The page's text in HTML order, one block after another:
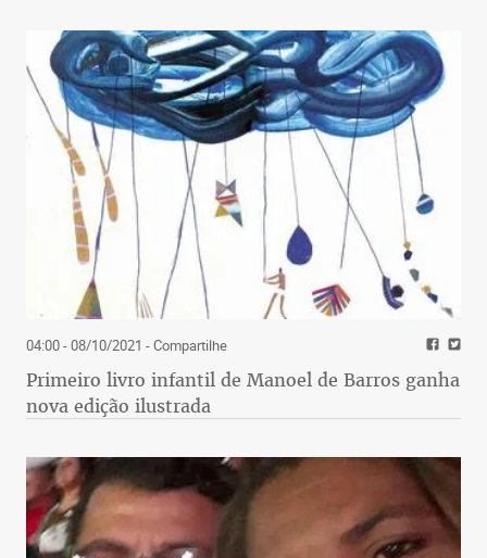
04:00 - 08/10/2021 - Compartilhe
Primeiro livro infantil de Manoel de Barros ganha
nova edição ilustrada